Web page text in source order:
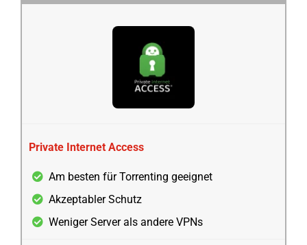
Private Internet Access
Am besten für Torrenting geeignet
Akzeptabler Schutz
Weniger Server als andere VPNs